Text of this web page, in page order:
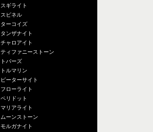
スギライト
スピネル
ターコイズ
タンザナイト
チャロアイト
ティファニーストーン
トパーズ
トルマリン
ピーターサイト
フローライト
ペリドット
マリアライト
ムーンストーン
モルガナイト